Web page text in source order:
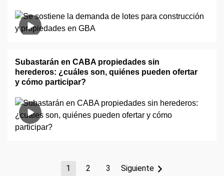
Subastarán en CABA propiedades sin
herederos: ¿cuáles son, quiénes pueden ofertar
y cómo participar?
1 2 3 Siguiente